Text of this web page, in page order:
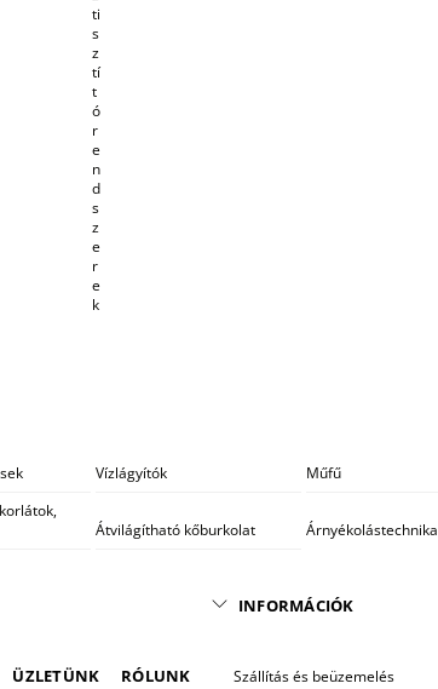
ti
s
z
tí
t
ó
r
e
n
d
s
z
e
r
e
k
Vízlágyítók Műfű
Átvilágítható kőburkolat Árnyékolástechnika
ÜZLETÜNK RÓLUNK
INFORMÁCIÓK
Szállítás és beüzemelés